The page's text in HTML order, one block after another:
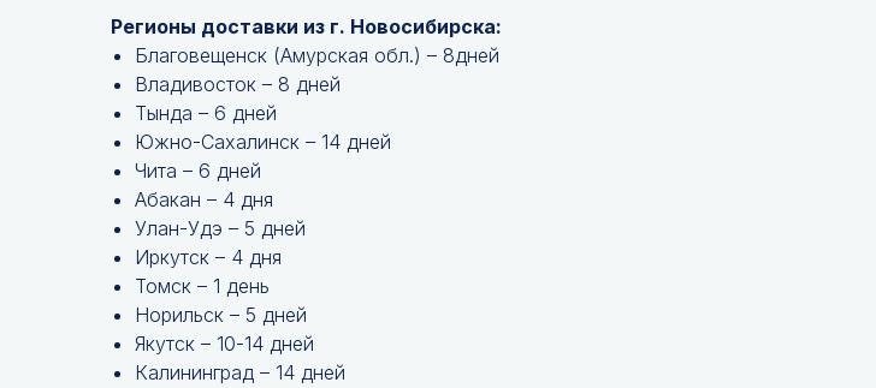
Регионы доставки из г. Новосибирска:
Благовещенск (Амурская обл.) – 8дней
Владивосток – 8 дней
Тында – 6 дней
Южно-Сахалинск – 14 дней
Чита – 6 дней
Абакан – 4 дня
Улан-Удэ – 5 дней
Иркутск – 4 дня
Томск – 1 день
Норильск – 5 дней
Якутск – 10-14 дней
Калининград – 14 дней